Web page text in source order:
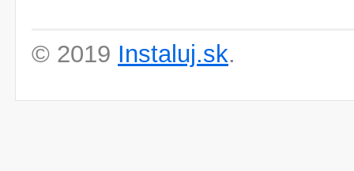
© 2019 Instaluj.sk.